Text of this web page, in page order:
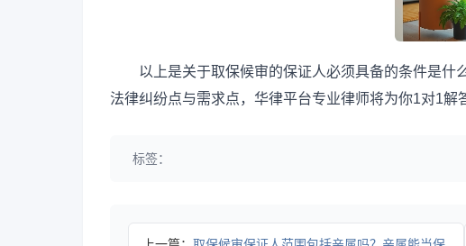
以上是关于取保候审的保证人必须具备的条件是
法律纠纷点与需求点，华律平台专业律师将为你1对1解
标签：